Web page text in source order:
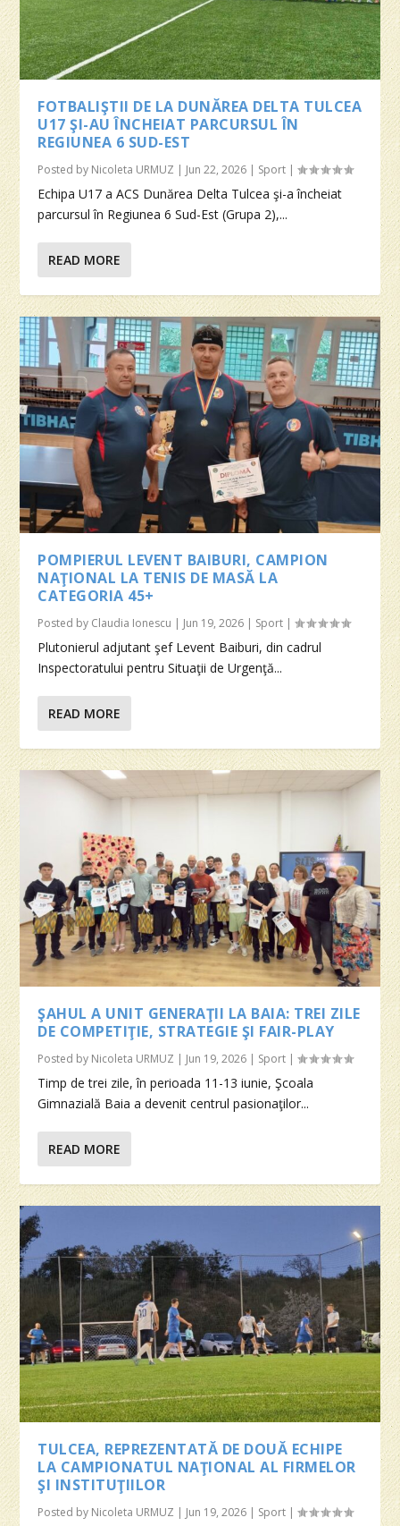
FOTBALIŞTII DE LA DUNĂREA DELTA TULCEA
U17 ŞI-AU ÎNCHEIAT PARCURSUL ÎN
REGIUNEA 6 SUD-EST
Posted by Nicoleta URMUZ | Jun 22, 2026 | Sport |
Echipa U17 a ACS Dunărea Delta Tulcea şi-a încheiat
parcursul în Regiunea 6 Sud-Est (Grupa 2),...
READ MORE
POMPIERUL LEVENT BAIBURI, CAMPION
NAŢIONAL LA TENIS DE MASĂ LA
CATEGORIA 45+
Posted by Claudia Ionescu | Jun 19, 2026 | Sport |
Plutonierul adjutant şef Levent Baiburi, din cadrul
Inspectoratului pentru Situaţii de Urgenţă...
READ MORE
ŞAHUL A UNIT GENERAŢII LA BAIA: TREI ZILE
DE COMPETIŢIE, STRATEGIE ŞI FAIR-PLAY
Posted by Nicoleta URMUZ | Jun 19, 2026 | Sport |
Timp de trei zile, în perioada 11-13 iunie, Şcoala
Gimnazială Baia a devenit centrul pasionaţilor...
READ MORE
TULCEA, REPREZENTATĂ DE DOUĂ ECHIPE
LA CAMPIONATUL NAŢIONAL AL FIRMELOR
ŞI INSTITUŢIILOR
Posted by Nicoleta URMUZ | Jun 19, 2026 | Sport |